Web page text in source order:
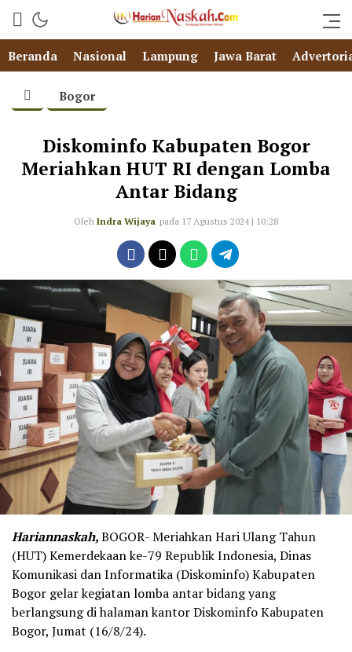
Beranda Nasional Lampung Jawa Barat
Bogor
Diskominfo Kabupaten Bogor
Meriahkan HUT RI dengan Lomba
Antar Bidang
Oleh Indra Wijaya pada 17 Agustus 2024 | 10:28
Hariannaskah,BOGOR- Meriahkan Hari Ulang Tahun
(HUT) Kemerdekaan ke-79 Republik Indonesia, Dinas
Komunikasi dan Informatika (Diskominfo) Kabupaten
Bogor gelar kegiatan lomba antar bidang yang
berlangsung di halaman kantor Diskominfo Kabupaten
Bogor, Jumat (16/8/24).